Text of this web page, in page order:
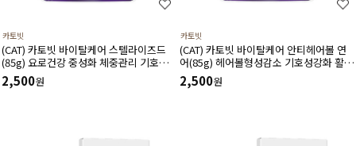
카토빗
(CAT) 카토빗 바이탈케어 스텔라이즈드
(85g) 요로건강 중성화 체중관리 기호성
에 도움
2,500원
카토빗
(CAT) 카토빗 바이탈케어 안티헤어볼 연
어(85g) 헤어볼형성감소 기호성강화 활력
유지에 도움
2,500원